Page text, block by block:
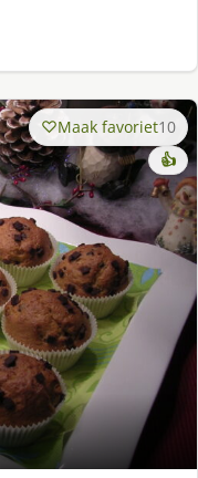
Maak favoriet10
👍